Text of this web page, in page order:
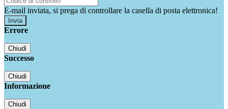
E-mail inviata, si prega di controllare la casella di posta elettronica!
Errore
Chiudi
Successo
Chiudi
Informazione
Chiudi